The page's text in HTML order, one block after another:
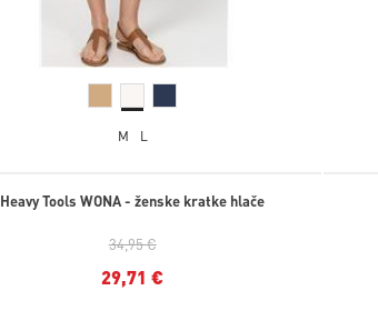
M L
Heavy Tools WONA - ženske kratke hlače
34,95 €
29,71 €